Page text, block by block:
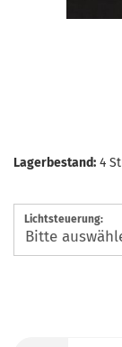
Lagerbestand: 4
Lichtsteuerung: